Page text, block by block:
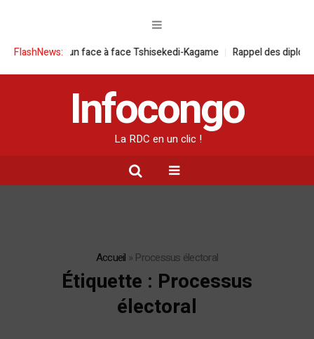
FlashNews:
Tshisekedi-Kagame Rappel des diplomates congolais en poste
Infocongo
La RDC en un clic !
Accueil » Processus électoral
Étiquette : Processus
électoral